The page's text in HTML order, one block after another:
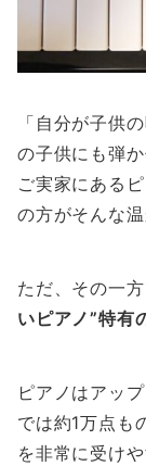
「自分が子供
の子供にも弾
ご実家にある
の方がそんな
ただ、その一
いピアノ”特有
ピアノはアッ
では約1万点も
を非常に受け